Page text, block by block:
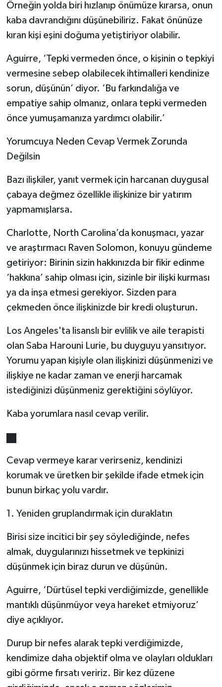
Örneğin yolda biri hızlanıp önümüze kırarsa, onun
kaba davrandığını düşünebiliriz. Fakat önünüze
kıran kişi eşini doğuma yetiştiriyor olabilir.
Aguirre, ‘Tepki vermeden önce, o kişinin o tepkiyi
vermesine sebep olabilecek ihtimalleri kendinize
sorun, düşünün’ diyor. ‘Bu farkındalığa ve
empatiye sahip olmanız, onlara tepki vermeden
önce yumuşamanıza yardımcı olabilir.’
Yorumcuya Neden Cevap Vermek Zorunda
Değilsin
Bazı ilişkiler, yanıt vermek için harcanan duygusal
çabaya değmez özellikle ilişkinize bir yatırım
yapmamışlarsa.
Charlotte, North Carolina’da konuşmacı, yazar
ve araştırmacı Raven Solomon, konuyu gündeme
getiriyor: Birinin sizin hakkınızda bir fikir edinme
‘hakkına’ sahip olması için, sizinle bir ilişki kurması
ya da inşa etmesi gerekiyor. Sizden para
çekmeden önce ilişkinizde bir kredi oluşturun.
Los Angeles'ta lisanslı bir evlilik ve aile terapisti
olan Saba Harouni Lurie, bu duyguyu yansıtıyor.
Yorumu yapan kişiyle olan ilişkinizi düşünmenizi ve
ilişkiye ne kadar zaman ve enerji harcamak
istediğinizi düşünmeniz gerektiğini söylüyor.
Kaba yorumlara nasıl cevap verilir.
Cevap vermeye karar verirseniz, kendinizi
korumak ve üretken bir şekilde ifade etmek için
bunun birkaç yolu vardır.
1. Yeniden gruplandırmak için duraklatın
Birisi size incitici bir şey söylediğinde, nefes
almak, duygularınızı hissetmek ve tepkinizi
düşünmek için biraz durun ve düşünün.
Aguirre, ‘Dürtüsel tepki verdiğimizde, genellikle
mantıklı düşünmüyor veya hareket etmiyoruz’
diye açıklıyor.
Durup bir nefes alarak tepki verdiğimizde,
kendimize daha objektif olma ve olayları oldukları
gibi görme fırsatı veririz. Bir kez düzene